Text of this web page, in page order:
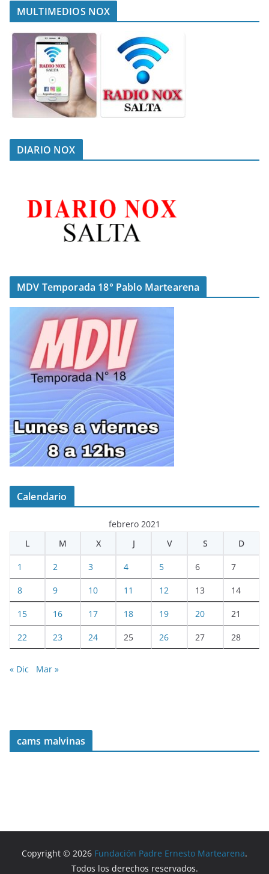
MULTIMEDIOS NOX
DIARIO NOX
MDV Temporada 18° Pablo Martearena
Calendario
febrero 2021
L
M X J V S D
1 2 3 4 5 6 7
8 9 10 11 12 13 14
15 16 17 18 19 20 21
22 23 24 25 26 27 28
« Dic Mar »
cams malvinas
Copyright © 2026 Fundación Padre Ernesto Martearena.
Todos los derechos reservados.